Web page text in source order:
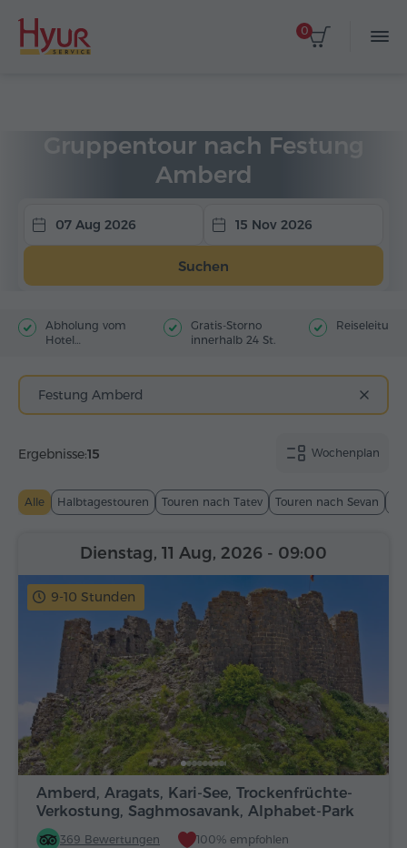
0
Gruppentour nach Festung
Amberd
07 Aug 2026 15 Nov 2026
Suchen
Abholung vom
Hotel
Gratis-Storno
innerhalb 24 St.
Reiseleitung
Festung Amberd
Wochenplan
Ergebnisse:15
Alle Halbtagestouren Touren nach Tatev Touren nach Sevan
9-10 Stunden
Amberd, Aragats, Kari-See, Trockenfrüchte-
Verkostung, Saghmosavank, Alphabet-Park
369 Bewertungen 100% empfohlen
Dienstag, 11 Aug, 2026 - 09:00